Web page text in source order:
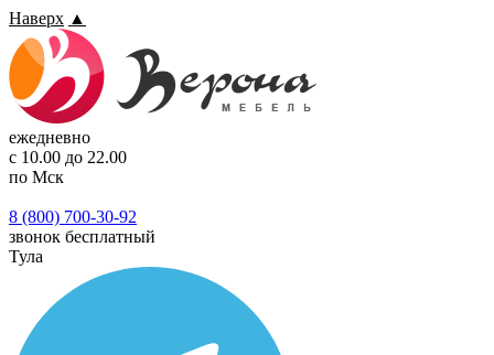
Наверх ▲
ежедневно
с 10.00 до 22.00
по Мск
8 (800) 700-30-92
звонок бесплатный
Тула